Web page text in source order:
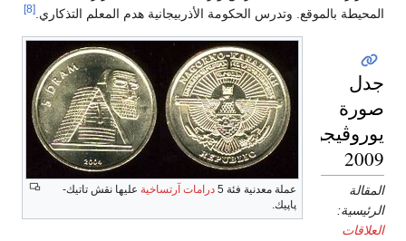
المحيطة بالموقع. وتدرس الحكومة الأذربيجانية هدم المعلم التذكاري.[8]
عملة معدنية فئة 5 درامات آرتساخية عليها نقش تاتيك-
پاپيك.
جدل
صورة
يوروڤيجن
2009
المقالة
الرئيسية:
العلاقات